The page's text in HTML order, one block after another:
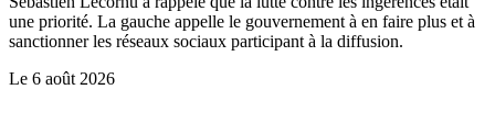
une priorité. La gauche appelle le gouvernement à en faire plus et à
sanctionner les réseaux sociaux participant à la diffusion.
Le 6 août 2026